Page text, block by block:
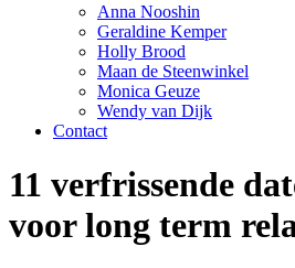
Anna Nooshin
Geraldine Kemper
Holly Brood
Maan de Steenwinkel
Monica Geuze
Wendy van Dijk
Contact
11 verfrissende
voor long term